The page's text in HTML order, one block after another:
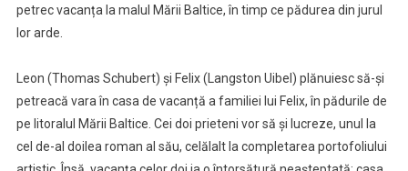
petrec vacanța la malul Mării Baltice, în timp ce pădurea din jurul
lor arde.
Leon (Thomas Schubert) şi Felix (Langston Uibel) plănuiesc să-și
petreacă vara în casa de vacanță a familiei lui Felix, în pădurile de
pe litoralul Mării Baltice. Cei doi prieteni vor să şi lucreze, unul la
cel de-al doilea roman al său, celălalt la completarea portofoliului